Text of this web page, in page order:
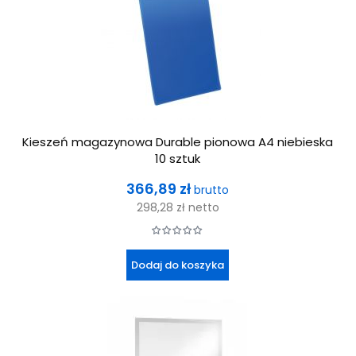
Kieszeń magazynowa Durable pionowa A4 niebieska
10 sztuk
Cena
366,89 zł brutto
298,28 zł netto
Dodaj do koszyka